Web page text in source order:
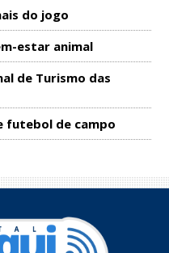
do jogo
estar animal
de Turismo das
futebol de campo